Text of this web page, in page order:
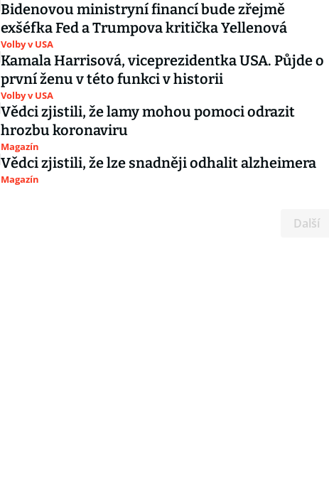
Bidenovou ministryní financí bude zřejmě
exšéfka Fed a Trumpova kritička Yellenová
Volby v USA
Kamala Harrisová, viceprezidentka USA. Půjde o
první ženu v této funkci v historii
Volby v USA
Vědci zjistili, že lamy mohou pomoci odrazit
hrozbu koronaviru
Magazín
Vědci zjistili, že lze snadněji odhalit alzheimera
Magazín
Další